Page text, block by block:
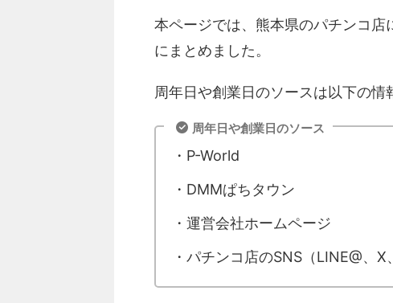
本ページでは、熊本県のパチンコ店
にまとめました。
周年日や創業日のソースは以下の情
周年日や創業日のソース
・P-World
・DMMぱちタウン
・運営会社ホームページ
・パチンコ店のSNS（LINE@、X